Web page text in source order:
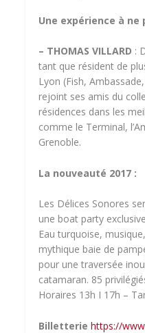
Une expérience à ne
– THOMAS VILLARD :
tant que résident de
Lyon (Fish,
rejoint ses amis du
résidences dans les
comme le Terminal,
Grenoble.
La nouveauté 2017 :
Les Délices Sonores
une boat party
Eau turquoise,
mythique baie de
pour une traversée
catamaran. 85
Horaires 13h I 17h –
Billetteriehttps://